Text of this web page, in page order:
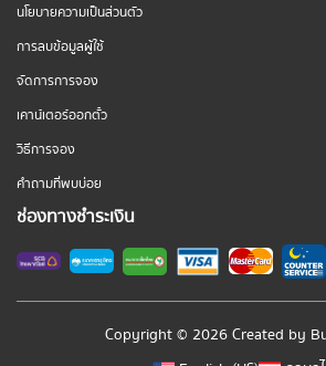
นโยบายความเป็นส่วนตัว
การลบข้อมูลผู้ใช้
จัดการการจอง
เคาน์เตอร์ออกตั๋ว
วิธีการจอง
คำถามที่พบบ่อย
ช่องทางชำระเงิน
Copyright © 2026 Created by